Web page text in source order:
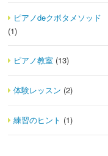
ピアノdeクボタメソッド
(1)
ピアノ教室(13)
体験レッスン (2)
練習のヒント (1)